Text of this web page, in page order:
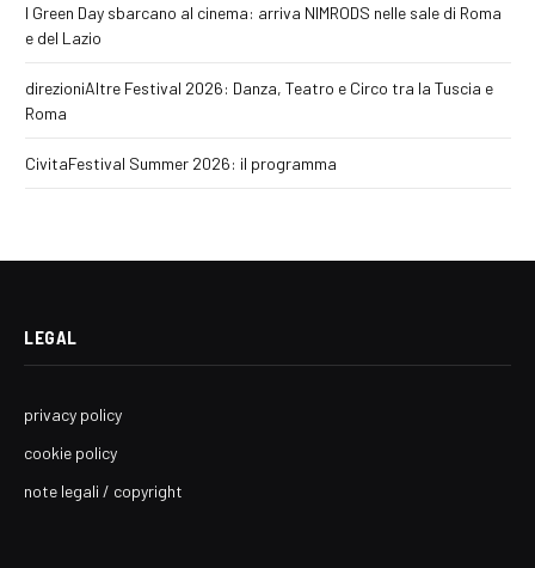
I Green Day sbarcano al cinema: arriva NIMRODS nelle sale di Roma
e del Lazio
direzioniAltre Festival 2026: Danza, Teatro e Circo tra la Tuscia e
Roma
CivitaFestival Summer 2026: il programma
LEGAL
privacy policy
cookie policy
note legali / copyright